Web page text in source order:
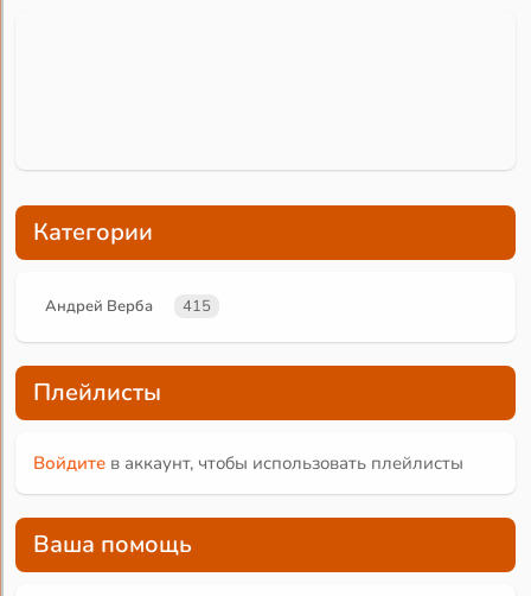
Категории
Андрей Верба 415
Плейлисты
Войдите в аккаунт, чтобы использовать плейлисты
Ваша помощь